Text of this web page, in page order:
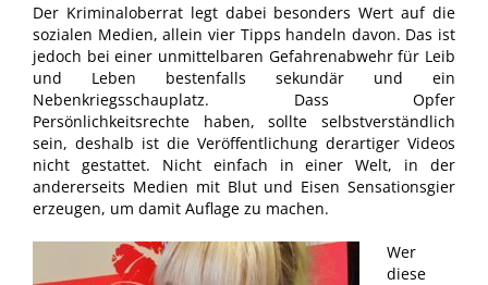
Der Kriminaloberrat legt dabei besonders Wert auf die
sozialen Medien, allein vier Tipps handeln davon. Das ist
jedoch bei einer unmittelbaren Gefahrenabwehr für Leib
und Leben bestenfalls sekundär und ein
Nebenkriegsschauplatz. Dass Opfer
Persönlichkeitsrechte haben, sollte selbstverständlich
sein, deshalb ist die Veröffentlichung derartiger Videos
nicht gestattet. Nicht einfach in einer Welt, in der
andererseits Medien mit Blut und Eisen Sensationsgier
erzeugen, um damit Auflage zu machen.
Wer
diese